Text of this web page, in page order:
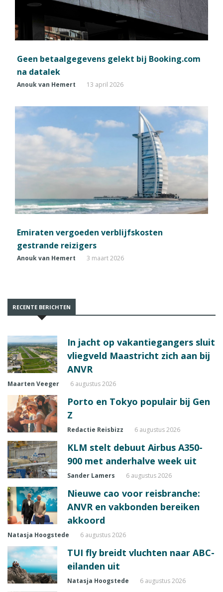
Geen betaalgegevens gelekt bij Booking.com
na datalek
Anouk van Hemert 13 april 2026
Emiraten vergoeden verblijfskosten
gestrande reizigers
Anouk van Hemert 3 maart 2026
RECENTE BERICHTEN
In jacht op vakantiegangers sluit
vliegveld Maastricht zich aan bij
ANVR
Maarten Veeger 6 augustus 2026
Porto en Tokyo populair bij Gen
Z
Redactie Reisbizz 6 augustus 2026
KLM stelt debuut Airbus A350-
900 met anderhalve week uit
Sander Lamers 6 augustus 2026
Nieuwe cao voor reisbranche:
ANVR en vakbonden bereiken
akkoord
Natasja Hoogstede 6 augustus 2026
TUI fly breidt vluchten naar ABC-
eilanden uit
Natasja Hoogstede 6 augustus 2026